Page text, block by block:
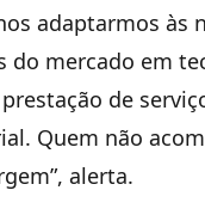
adaptarmos às
do mercado em
de
Quem não
alerta.